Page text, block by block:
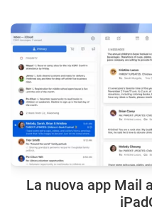
La nuova app Mail